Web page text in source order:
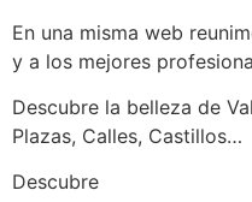
En una misma web
y a los mejores
Descubre la belleza de
Plazas, Calles, Castillos…
Descubre